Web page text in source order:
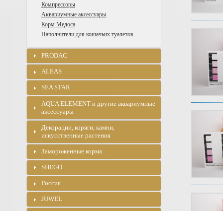
Компрессоры
Аквариумные аксессуары
Корм Медоса
Наполнители для кошачьих туалетов
PRODAC
ALEAS
SEA STAR
AQUA ELEMENT и другие аквариумные
аксессуары
Декорации, коряги, камни,
искусственные растения
Замороженные корма
SHEGO
Россия
JUWEL